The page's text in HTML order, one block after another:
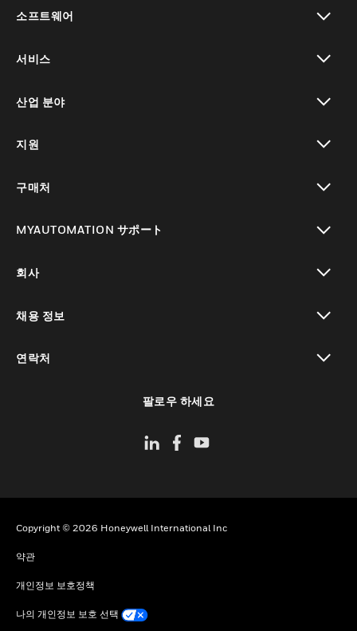
소프트웨어
서비스
산업 분야
지원
구매처
MYAUTOMATION サポート
회사
채용 정보
연락처
팔로우 하세요
Copyright © 2026 Honeywell International Inc
약관
개인정보 보호정책
나의 개인정보 보호 선택